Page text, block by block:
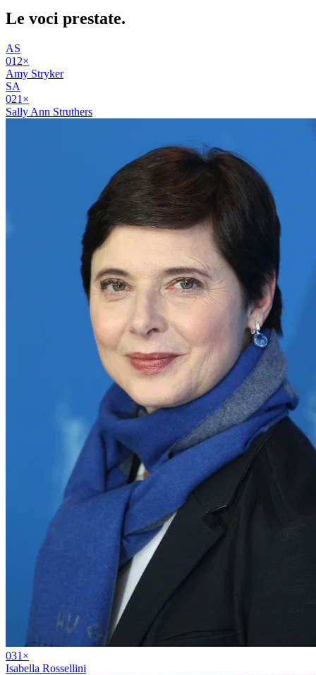
Le voci prestate.
AS
01 2×
Amy Stryker
SA
021 ×
Sally Ann Struthers
031 ×
Isabella Rossellini